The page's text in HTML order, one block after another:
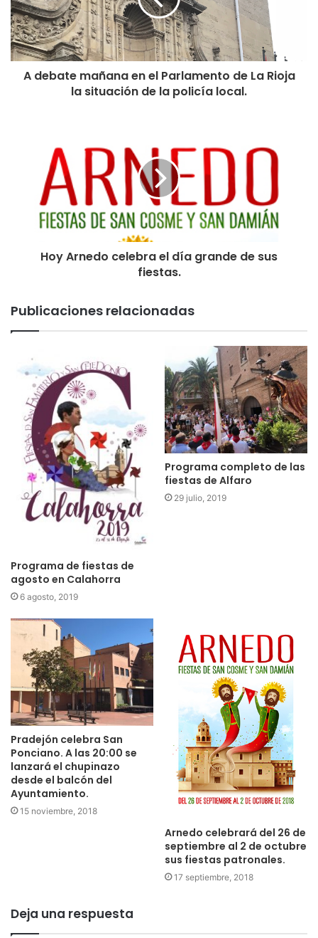
Domingo 30 de septiembre
11:00 HORAS. Frontón.Partidos de pelota. Organiza ERASO
12:00 HORAS. Avenida Príncipe Felipe.Concentración de
coches clásicos
12:00 HORAS. Ronda Jotera por las calles
14:00 HORAS. Avenida de La Rioja. Gran paellada popular
17:00 a 19:00 HORAS. Encierro de becerras y encierro de
toros.Ganadería Toropasión
17:30 HORAS. Plaza Gallarza.Degustación de jamón con
tomate a cargo de la AMPA
18:00 HORAS. Plaza Gallarza.Sorbete de pera. Gentileza de
la D.O.P. Peras de Rincón de Soto y Helados González
cesta. Quintos 2001
A debate mañana en el Parlamento de La Rioja
la situación de la policía local.
Hoy Arnedo celebra el día grande de sus
fiestas.
Publicaciones relacionadas
Programa de fiestas de
agosto en Calahorra
6 agosto, 2019
Programa completo de las
fiestas de Alfaro
29 julio, 2019
Pradejón celebra San
Ponciano. A las 20:00 se
lanzará el chupinazo
desde el balcón del
Ayuntamiento.
15 noviembre, 2018
Arnedo celebrará del 26 de
septiembre al 2 de octubre
sus fiestas patronales.
17 septiembre, 2018
Deja una respuesta